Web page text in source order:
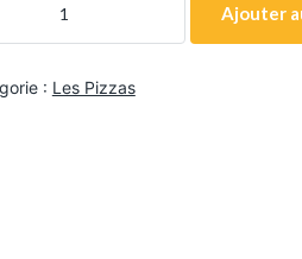
Ajouter
: Les Pizzas